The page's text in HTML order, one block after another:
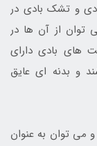
و تشک بادی در
توان از آن ها در
های بادی دارای
و بدنه ای عایق
می توان به عنوان